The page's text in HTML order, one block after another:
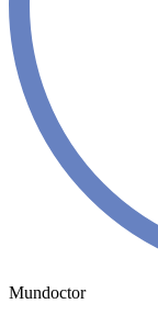
Mundoctor